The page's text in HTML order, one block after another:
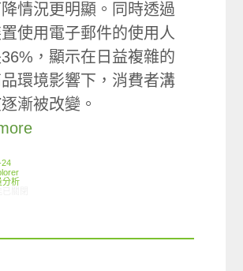
情況更明顯。同時透過
使用電子郵件的使用人
，顯示在日益複雜的
環境影響下，消費者溝
漸被改變。
24
分析